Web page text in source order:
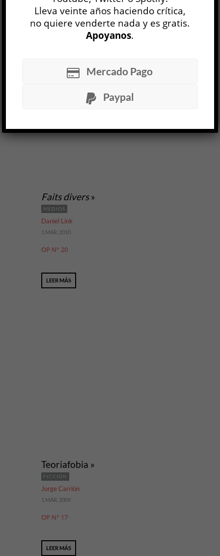
LEER MÁS
Faits divers»
MEDIOS
Daniel Link
1 MAR, 2010
OP N° 20
LEER MÁS
Teoriafobia »
FICCIÓN
Jorge Carrión
1 MAR, 2009
OP N° 17
LEER MÁS
Lleva veinte años haciendo crítica,
no quiere venderte nada y es gratis.
Apoyanos.
Mercado Pago
Paypal